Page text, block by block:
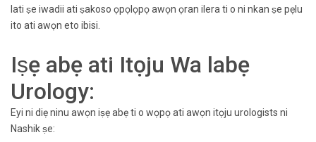
lati ṣe iwadii ati ṣakoso ọpọlọpọ awọn ọran ilera ti o ni nkan ṣe pẹlu
ito ati awọn eto ibisi.
Iṣẹ abẹ ati Itọju Wa labẹ
Urology:
Eyi ni diẹ ninu awọn iṣẹ abẹ ti o wọpọ ati awọn itọju urologists ni
Nashik ṣe: